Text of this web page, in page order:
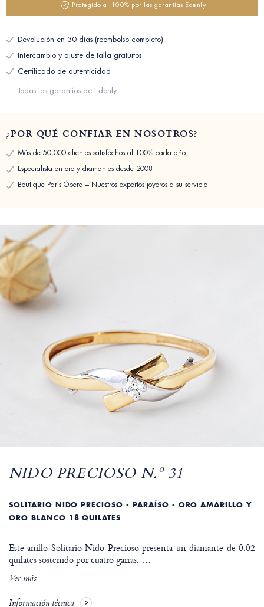
Protegido al 100% por las garantías Edenly
Devolución en 30 días (reembolso completo)
Intercambio y ajuste de talla gratuitos
Certificado de autenticidad
Todas las garantías de Edenly
¿POR QUÉ CONFIAR EN NOSOTROS?
Más de 50,000 clientes satisfechos al 100% cada año.
Especialista en oro y diamantes desde 2008
Boutique París Ópera – Nuestros expertos joyeros a su servicio
NIDO PRECIOSO N.º 31
SOLITARIO NIDO PRECIOSO - PARAÍSO - ORO AMARILLO Y
ORO BLANCO 18 QUILATES
Este anillo Solitario Nido Precioso presenta un diamante de 0,02
quilates sostenido por cuatro garras. …
Ver más